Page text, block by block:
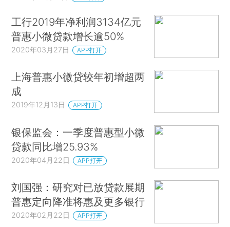
工行2019年净利润3134亿元
普惠小微贷款增长逾50%
2020年03月27日 APP打开
上海普惠小微贷较年初增超两
成
2019年12月13日 APP打开
银保监会：一季度普惠型小微
贷款同比增25.93%
2020年04月22日 APP打开
刘国强：研究对已放贷款展期
普惠定向降准将惠及更多银行
2020年02月22日 APP打开